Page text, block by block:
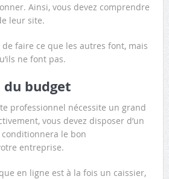
Ainsi, vous devez comprendre
leur site.
de faire ce que les autres font, mais
ne font pas.
budget
professionnel nécessite un grand
vous devez disposer d’un
le bon
entreprise.
en ligne est à la fois un caissier,